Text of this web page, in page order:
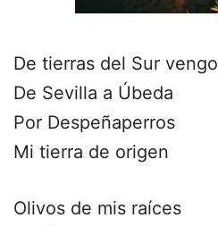
De tierras del Sur vengo
De Sevilla a Úbeda
Por Despeñaperros
Mi tierra de origen
Olivos de mis raíces